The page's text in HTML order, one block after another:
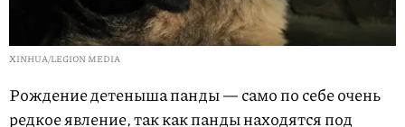
XINHUA/LEGION MEDIA
Рождение детеныша панды — само по себе очень
редкое явление, так как панды находятся под